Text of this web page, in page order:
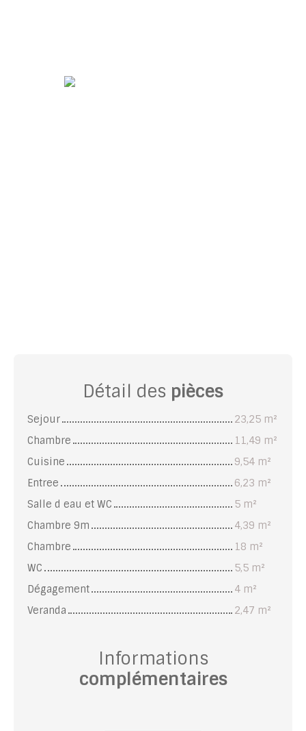
Détail des pièces
Sejour
23,25 m²
Chambre
11,49 m²
Cuisine
9,54 m²
Entree
6,23 m²
Salle d eau et WC
5 m²
Chambre 9m
4,39 m²
Chambre
18 m²
WC
5,5 m²
Dégagement
4 m²
Veranda
2,47 m²
Informations
complémentaires